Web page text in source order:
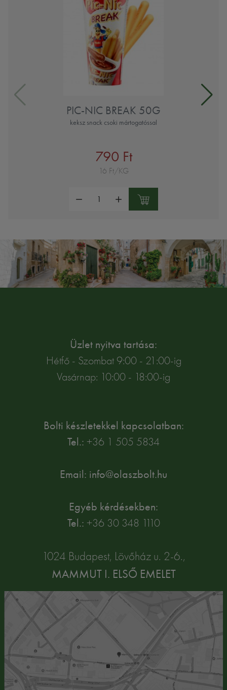
PIC-NIC BREAK 50G
keksz snack csoki mártogatóssal
790 Ft
16 Ft/KG
Üzlet nyitva tartása:
Hétfő - Szombat 9:00 - 21:00-ig
Vasárnap: 10:00 - 18:00-ig
Bolti készletekkel kapcsolatban:
Tel.: +36 1 505 5834
Email: info@olaszbolt.hu
Egyéb kérdésekben:
Tel.: +36 30 348 1110
1024 Budapest, Lövőház u. 2-6.,
MAMMUT I. ELSŐ EMELET